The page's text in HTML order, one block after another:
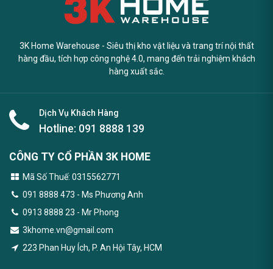
3K Home Warehouse - Siêu thị kho vật liệu và trang trí nội thất
hàng đầu, tích hợp công nghệ 4.0, mang đến trải nghiệm khách
hàng xuất sắc.
Dịch Vụ Khách Hàng
Hotline: 091 8888 139
CÔNG TY CỔ PHẦN 3K HOME
Mã Số Thuế: 0315562771
091 8888 473 - Ms Phương Anh
0913 8888 23 - Mr Phong
3khome.vn@gmail.com
223 Phan Huy Ích, P. An Hội Tây, HCM